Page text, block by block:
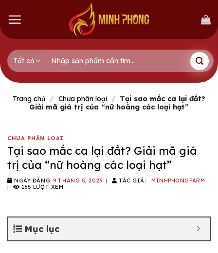
content
kiếm:
Trang chủ / Chưa phân loại / Tại sao mắc ca lại đắt?
Giải mã giá trị của “nữ hoàng các loại hạt”
CHƯA PHÂN LOẠI
Tại sao mắc ca lại đắt? Giải mã giá
trị của “nữ hoàng các loại hạt”
NGÀY ĐĂNG:9 THÁNG 5, 2025 | TÁC GIẢ:
MINHPHONGFARM
|
165 LƯỢT XEM
Mục lục